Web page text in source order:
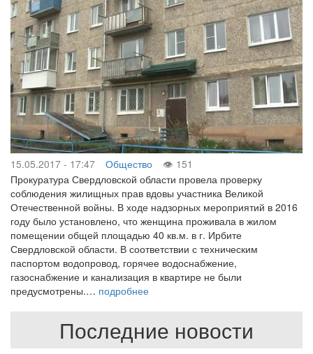
15.05.2017 - 17:47 Общество
151
Прокуратура Свердловской области провела проверку
соблюдения жилищных прав вдовы участника Великой
Отечественной войны. В ходе надзорных мероприятий в 2016
году было установлено, что женщина проживала в жилом
помещении общей площадью 40 кв.м. в г. Ирбите
Свердловской области. В соответствии с техническим
паспортом водопровод, горячее водоснабжение,
газоснабжение и канализация в квартире не были
предусмотрены.… подробнее
Последние новости